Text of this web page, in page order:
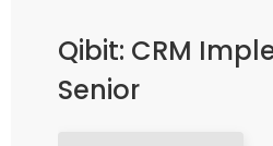
Qibit: CRM
Senior